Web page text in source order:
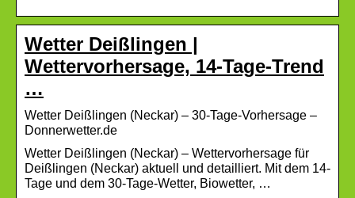
Wetter Deißlingen |
Wettervorhersage, 14-Tage-Trend
…
Wetter Deißlingen (Neckar) – 30-Tage-Vorhersage –
Donnerwetter.de
Wetter Deißlingen (Neckar) – Wettervorhersage für
Deißlingen (Neckar) aktuell und detailliert. Mit dem 14-
Tage und dem 30-Tage-Wetter, Biowetter, …